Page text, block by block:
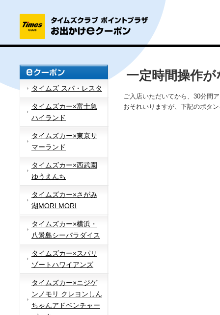
タイムズ スパ・レスタ
タイムズカー×富士急
ハイランド
タイムズカー×東京サ
マーランド
タイムズカー×西武園
ゆうえんち
タイムズカー×さがみ
湖MORI MORI
タイムズカー×横浜・
八景島シーパラダイス
タイムズカー×スパリ
ゾートハワイアンズ
タイムズカー×ニジゲ
ンノモリ クレヨンしん
ちゃんアドベンチャー
一定時間操作
ご入店いただいてから、30分間
おそれいりますが、下記のボタ